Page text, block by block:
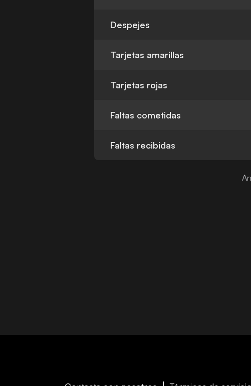
Despejes
Tarjetas amarillas
Tarjetas rojas
Faltas cometidas
Faltas recibidas